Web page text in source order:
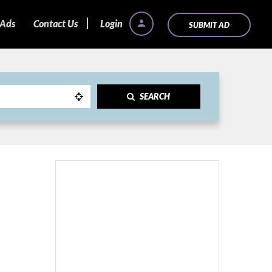
Login SUBMIT AD
Contact Us
SEARCH